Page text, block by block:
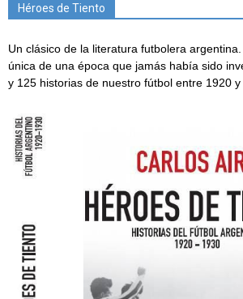
Héroes de Tiento
Un clásico de la literatura futbolera
única de una época que jamás había sido
y 125 historias de nuestro fútbol entre 1920